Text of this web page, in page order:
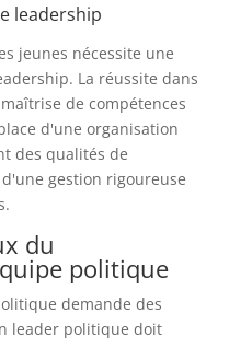
leadership
jeunes nécessite une
La réussite dans
de compétences
d'une organisation
des qualités de
gestion rigoureuse
du
politique
demande des
leader politique doit